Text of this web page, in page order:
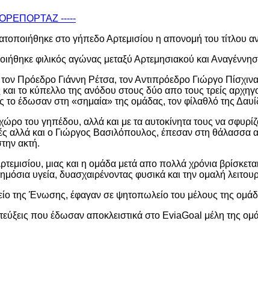
-----
στο γήπεδο Αρτεμισίου η απονομή του τίτλου
φιλικός αγώνας μεταξύ Αρτεμησιακού και
Πρόεδρο Γιάννη Ρέτσα, τον Αντιπρόεδρο Γιώργο
το κύπελλο της ανόδου στους δύο απο τους τρείς
το έδωσαν στη «σημαία» της ομάδας, τον φίλαθλό της
του γηπέδου, αλλά και με τα αυτοκίνητα τους να
αλλά και ο Γιώργος Βασιλόπουλος, έπεσαν στη
ακτή.
μιας και η ομάδα μετά απο πολλά χρόνια
υγεία, δυασχαιρένοντας φυσικά και την ομαλή
της Ένωσης, έφαγαν σε ψητοπωλείο του μέλους της
που έδωσαν αποκλειστικά στο EviaGoal μέλη της